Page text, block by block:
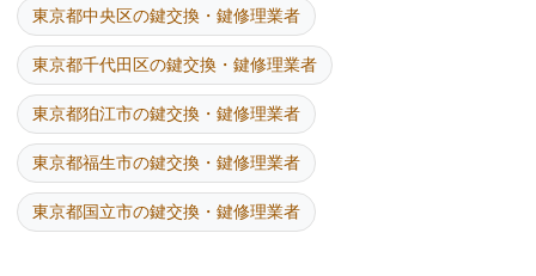
東京都中央区の鍵交換・鍵修理業者
東京都千代田区の鍵交換・鍵修理業者
東京都狛江市の鍵交換・鍵修理業者
東京都福生市の鍵交換・鍵修理業者
東京都国立市の鍵交換・鍵修理業者